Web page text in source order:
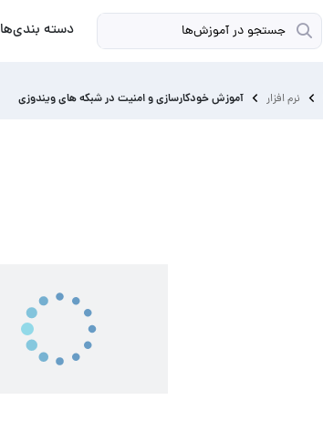
دسته بندی‌ها
نرم افزار آموزش خودکارسازی و امنیت در شبکه های ویندوزی